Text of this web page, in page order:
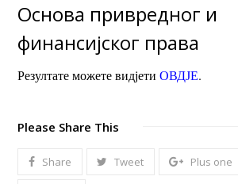
Основа привредног и
финансијског права
Резултате можете видјетиОВДЈЕ.
Please Share This
Share Tweet Plus one